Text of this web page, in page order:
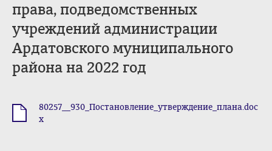
права, подведомственных
учреждений администрации
Ардатовского муниципального
района на 2022 год
80257__930_Постановление_утверждение_плана.doc
x